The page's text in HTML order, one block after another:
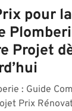
pour la
Projet
: Guide
Prix